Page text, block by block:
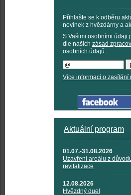
Přihlašte se k odběru
novinek z hvězdárny a
S Vašimi osobními údaji
dle našich zásad
osobních údajů.
Více informací o zasílání
Aktuální program
01.07.-31.08.2026
Uzavření areálu z
revitalizace
12.08.2026
Hvězdný duel